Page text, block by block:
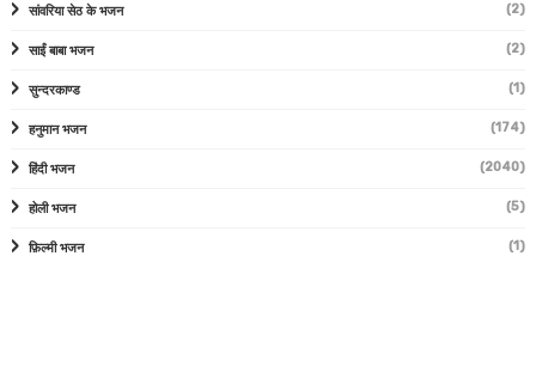
सांवरिया सेठ के भजन (2)
साईं बाबा भजन (2)
सुन्दरकाण्ड (1)
हनुमान भजन (174)
हिंदी भजन (2040)
होली भजन (5)
फ़िल्मी भजन (1)